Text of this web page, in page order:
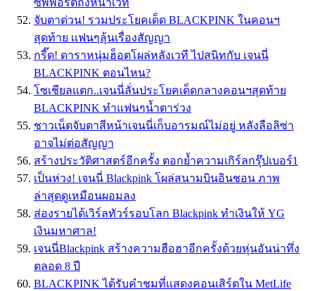
ซัพพอร์ตถึงหน้าเวที
จับตาด่วน! รวมประโยคเด็ด BLACKPINK ในคอนฯ
สุดท้าย เเฟนๆลุ้นเรื่องสัญญา
กรี๊ด! ดาราหนุ่มฮ็อตโผล่หลังเวที ไปสนิทกับ เจนนี่
BLACKPINK ตอนไหน?
โซเชียลแตก..เจนนี่ลั่นประโยคเด็ดกลางคอนฯสุดท้าย
BLACKPINK ทำแฟนๆน้ำตาร่วง
ชาวเน็ตจับตาสีหน้าเจนนี่เก็บอารมณ์ไม่อยู่ หลังลือลิซ่า
อาจไม่ต่อสัญญา
สร้างประวัติศาสตร์อีกครั้ง ตอกย้ำความเกิร์ลกรุ๊ปเบอร์1
เป็นห่วง! เจนนี่ Blackpink โผล่สนามบินอินชอน ภาพ
ล่าสุดดูเหมือนผอมลง
ส่องรายได้เวิร์ลทัวร์รอบโลก Blackpink ทำเงินให้ YG
เงินมหาศาล!
เจนนี่Blackpink สร้างความฮือฮาอีกครั้งด้วยหุ่นอันน่าทึ่ง
ตลอด 8 ปี
BLACKPINK ได้รับคำชมที่แสดงคอนเสิร์ตใน MetLife